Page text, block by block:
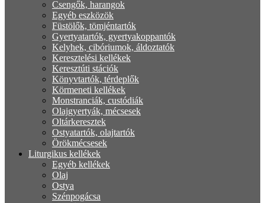
Csengők, harangok
Egyéb eszközök
Füstölők, tömjéntartók
Gyertyatartók, gyertyakoppantók
Kelyhek, cibóriumok, áldoztatók
Keresztelési kellékek
Keresztúti stációk
Könyvtartók, térdeplők
Körmeneti kellékek
Monstranciák, custódiák
Olajgyertyák, mécsesek
Oltárkeresztek
Ostyatartók, olajtartók
Örökmécsesek
Liturgikus kellékek
Egyéb kellékek
Olaj
Ostya
Szénpogácsa